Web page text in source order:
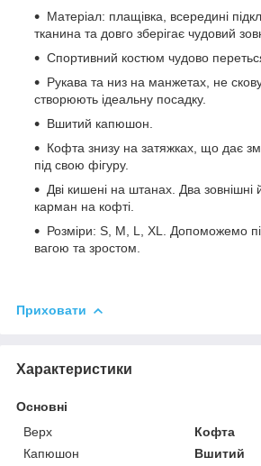
Матеріал: плащівка, всередині
тканина та довго зберігає чудовий
Спортивний костюм чудово
Рукава та низ на манжетах, не
створюють ідеальну посадку.
Вшитий капюшон.
Кофта знизу на затяжках, що дає
під свою фігуру.
Дві кишені на штанах. Два зовнішні
карман на кофті.
Розміри: S, M, L, XL. Допоможемо
вагою та зростом.
Приховати
Характеристики
Основні
Верх
Кофта
Капюшон
Вшитий